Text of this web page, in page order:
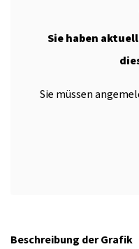
Sie haben
Sie müssen
Beschreibung der Grafik